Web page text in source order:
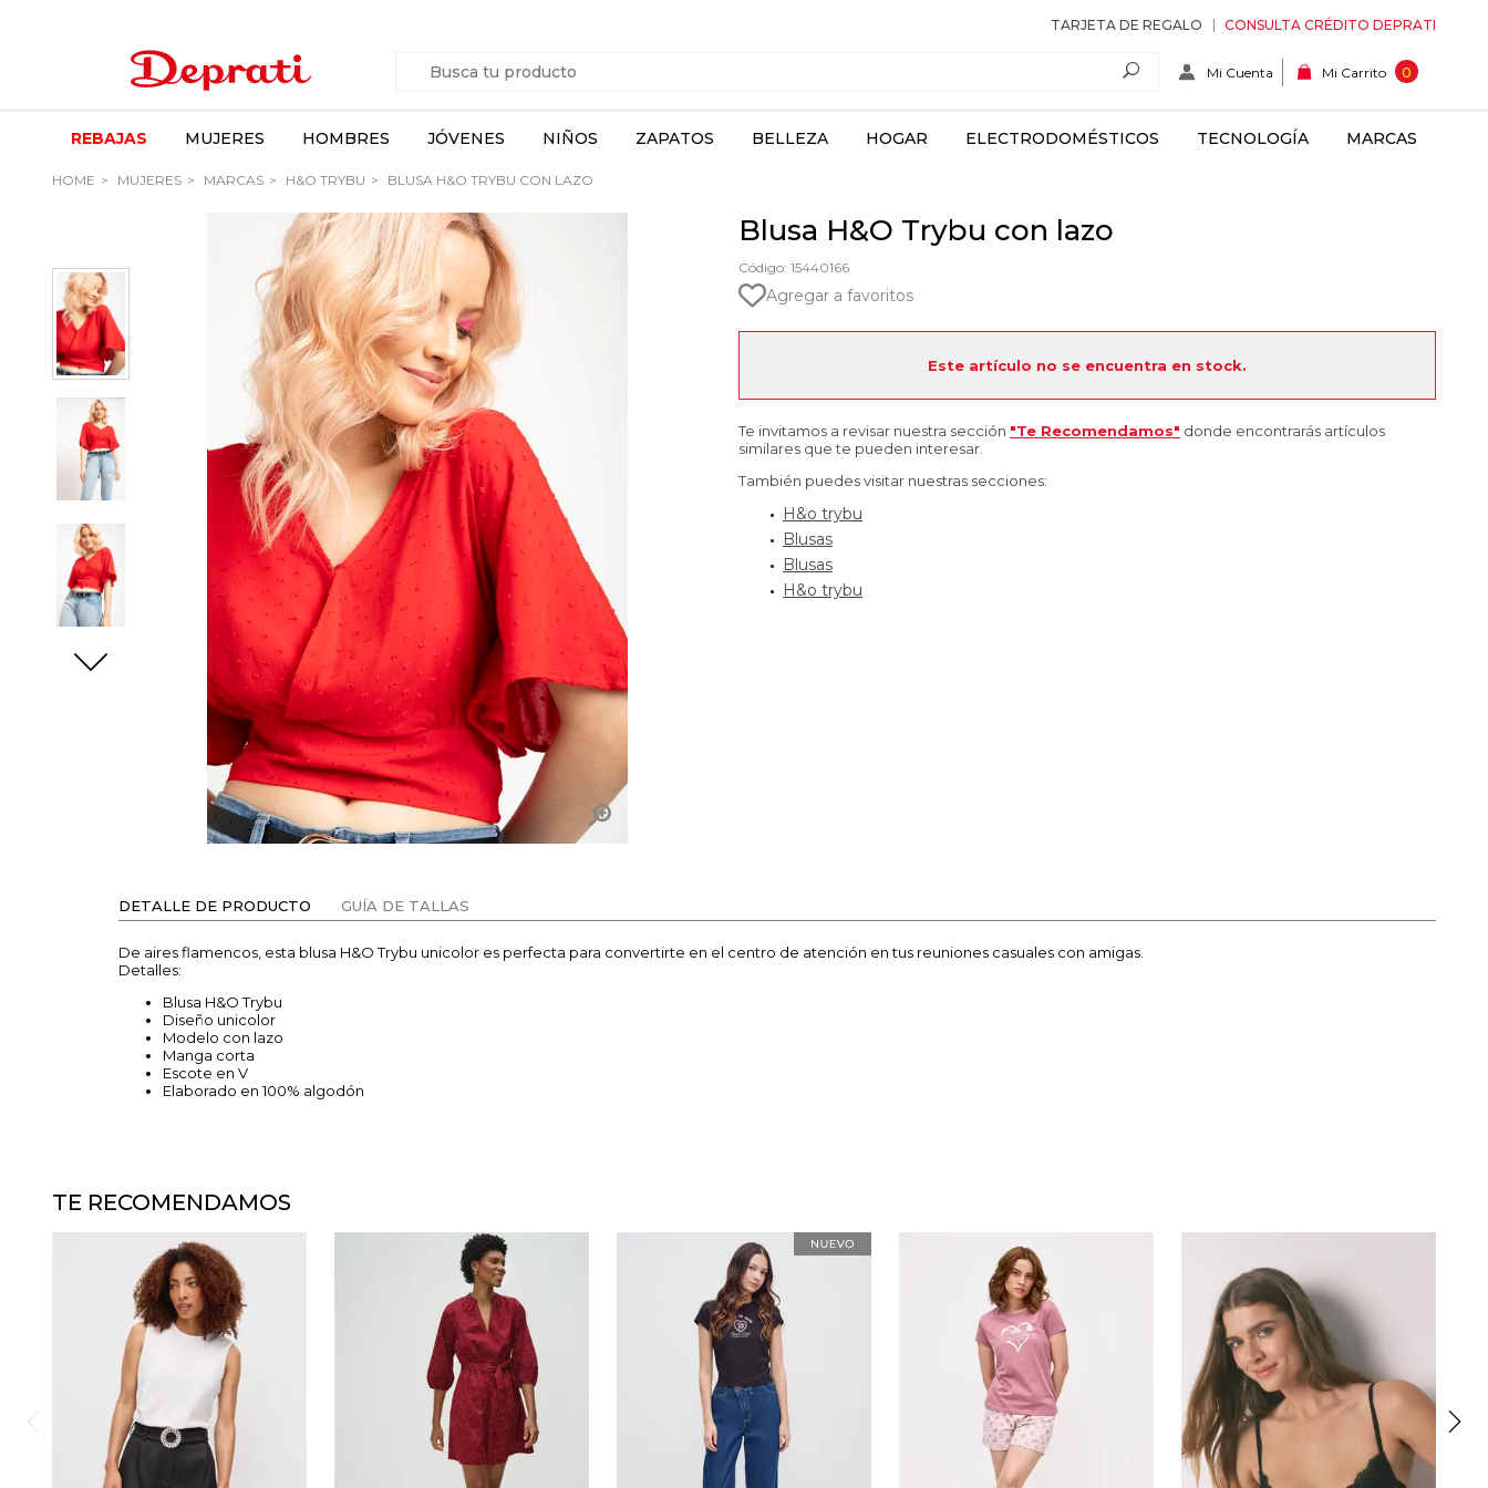
TARJETA DE REGALO CONSULTA CRÉDITO DEPRATI
Mi Cuenta Mi Carrito 0
REBAJAS MUJERES HOMBRES JÓVENES NIÑOS ZAPATOS BELLEZA HOGAR ELECTRODOMÉSTICOS TECNOLOGÍA MARCAS
HOME MUJERES MARCAS H&O TRYBU BLUSA H&O TRYBU CON LAZO
Blusa H&O Trybu con lazo
Código: 15440166
Agregar a favoritos
Este artículo no se encuentra en stock.
Te invitamos a revisar nuestra sección "Te Recomendamos" donde encontrarás artículos
similares que te pueden interesar.
También puedes visitar nuestras secciones:
H&o trybu
Blusas
Blusas
H&o trybu
DETALLE DE PRODUCTO GUÍA DE TALLAS
De aires flamencos, esta blusa H&O Trybu unicolor es perfecta para convertirte en el centro de atención en tus reuniones casuales con amigas.
Detalles:
Blusa H&O Trybu
Diseño unicolor
Modelo con lazo
Manga corta
Escote en V
Elaborado en 100% algodón
TE RECOMENDAMOS